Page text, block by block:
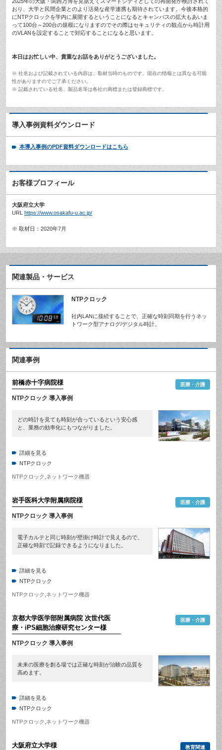
おり、大学と民間企業とのより活発な産学連携も期待されています。今後本格的
にNTPクロックを学内に展開するということになるとキャンパスの拡大もあいま
って100台～200台の規模になりますのでその際はセキュリティの観点から時計用
のVLANを設定することで対応することになると思います。
本日はお忙しい中、貴重なお話をありがとうございました。
※ 社名および記載されている内容は、取材当時のものです。現在の情報とは異なる可能
性がありますのでご了承ください。
※ 記載されている社名、製品名等は各社の商標または登録商標です。
導入事例資料ダウンロード
本導入事例のPDF資料ダウンロードはこちら
お客様プロフィール
大阪府立大学
URL https://www.osakafu-u.ac.jp/
※ 取材日：2020年7月
関連製品・サービス
NTPクロック
社内LANに接続することで、正確な時刻同期を行うネッ
トワーク型アナログ/デジタル時計。
関連事例
前橋赤十字病院様 医療・介護
NTPクロック 導入事例
どの時計を見ても時刻が合っているという安心感
と、業務の効率化にもつながりました。
詳細を見る
NTPクロック
NTPクロック ネットワーク機器
岩手医科大学附属病院様 医療・介護
NTPクロック 導入事例
電子カルテと同じ時刻が壁掛け時計で見えるので、
正確な時刻で記録できるようになりました。
詳細を見る
NTPクロック
NTPクロック ネットワーク機器
京都大学医学部附属病院 次世代医
療・iPS細胞治療研究センター様
医療・介護
NTPクロック 導入事例
未来の医療を創る場では正確な時刻が治験の品質を
高めます。
詳細を見る
NTPクロック
NTPクロック ,ネットワーク機器
大阪府立大学様 教育関連